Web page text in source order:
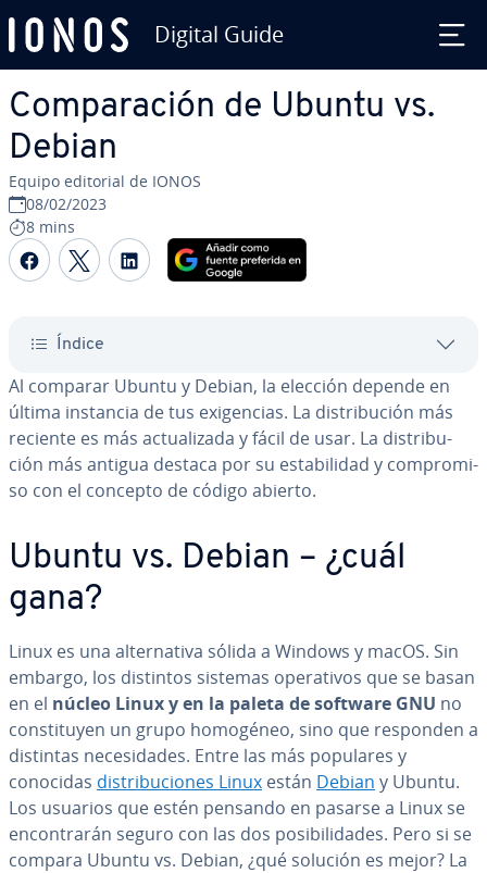
Digital Guide
Co­m­pa­ra­ción de Ubuntu vs.
Debian
Equipo editorial de IONOS
08/02/2023
8 mins
Compartir Facebook
Compartir Twitter
Compartir LinkedIn
Índice
Al comparar Ubuntu y Debian, la elección depende en
última instancia de tus exi­ge­n­cias. La di­s­tri­bu­ción más
reciente es más ac­tua­li­za­da y fácil de usar. La di­s­tri­bu­
ción más antigua destaca por su es­ta­bi­li­dad y co­m­pro­mi­
so con el concepto de código abierto.
Ubuntu vs. Debian – ¿cuál
gana?
Linux es una al­te­r­na­ti­va sólida a Windows y macOS. Sin
embargo, los distintos sistemas ope­ra­ti­vos que se basan
en el núcleo Linux y en la paleta de software GNU no
co­n­s­ti­tu­yen un grupo homogéneo, sino que responden a
distintas ne­ce­si­da­des. Entre las más populares y
conocidas di­s­tri­bu­cio­nes Linux están Debian y Ubuntu.
Los usuarios que estén pensando en pasarse a Linux se
en­co­n­tra­rán seguro con las dos po­si­bi­li­da­des. Pero si se
compara Ubuntu vs. Debian, ¿qué solución es mejor? La